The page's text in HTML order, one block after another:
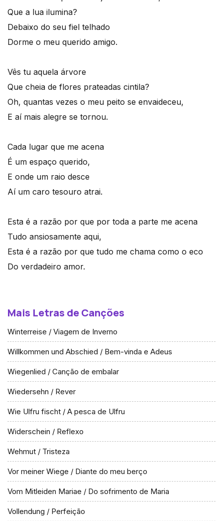
Que a lua ilumina?
Debaixo do seu fiel telhado
Dorme o meu querido amigo.
Vês tu aquela árvore
Que cheia de flores prateadas cintila?
Oh, quantas vezes o meu peito se envaideceu,
E aí mais alegre se tornou.
Cada lugar que me acena
É um espaço querido,
E onde um raio desce
Aí um caro tesouro atrai.
Esta é a razão por que por toda a parte me acena
Tudo ansiosamente aqui,
Esta é a razão por que tudo me chama como o eco
Do verdadeiro amor.
Mais Letras de Canções
Winterreise / Viagem de Inverno
Willkommen und Abschied / Bem-vinda e Adeus
Wiegenlied / Canção de embalar
Wiedersehn / Rever
Wie Ulfru fischt / A pesca de Ulfru
Widerschein / Reflexo
Wehmut / Tristeza
Vor meiner Wiege / Diante do meu berço
Vom Mitleiden Mariae / Do sofrimento de Maria
Vollendung / Perfeição